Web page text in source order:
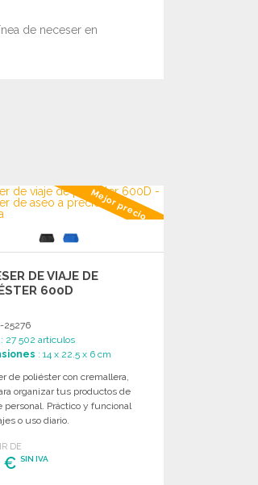
de neceser en
Mejor precio
DE VIAJE DE
600D
25276
: 27 502 artículos
: 14 x 22.5 x 6 cm
de poliéster con cremallera,
organizar tus productos de
personal. Práctico y funcional
o uso diario.
DE
€SIN IVA